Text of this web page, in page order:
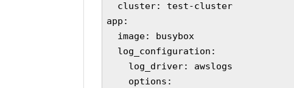
  cluster: test-cluster
app:
  image: busybox
  log_configuration:
    log_driver: awslogs
    options: